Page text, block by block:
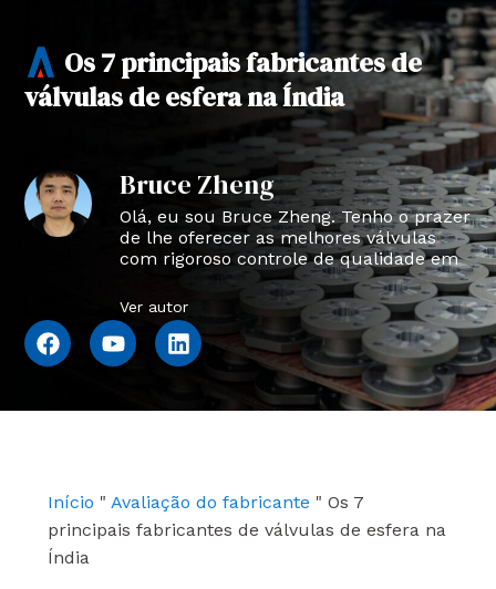
Os 7 principais fabricantes de
válvulas de esfera na Índia
Bruce Zheng
Olá, eu sou Bruce Zheng. Tenho o prazer
de lhe oferecer as melhores válvulas
com rigoroso controle de qualidade em
Ver autor
F
a
k
Y
o
L
i
n
Início " Avaliação do fabricante " Os 7
principais fabricantes de válvulas de esfera na
Índia